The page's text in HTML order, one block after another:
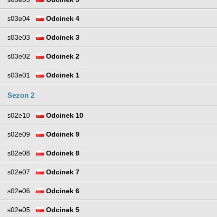
s03e04 Odcinek 4
s03e03 Odcinek 3
s03e02 Odcinek 2
s03e01 Odcinek 1
Sezon 2
s02e10 Odcinek 10
s02e09 Odcinek 9
s02e08 Odcinek 8
s02e07 Odcinek 7
s02e06 Odcinek 6
s02e05 Odcinek 5